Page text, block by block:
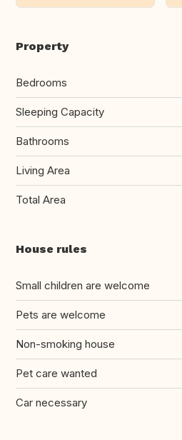
Property
Bedrooms
Sleeping Capacity
Bathrooms
Living Area
Total Area
House rules
Small children are welcome
Pets are welcome
Non-smoking house
Pet care wanted
Car necessary